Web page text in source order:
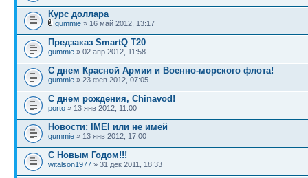
Курс доллара
gummie » 16 май 2012, 13:17
Предзаказ SmartQ T20
gummie » 02 апр 2012, 11:58
С днем Красной Армии и Военно-морского флота!
gummie » 23 фев 2012, 07:05
С днем рождения, Chinavod!
porto » 13 янв 2012, 11:00
Новости: IMEI или не имей
gummie » 13 янв 2012, 17:00
С Новым Годом!!!
witalson1977 » 31 дек 2011, 18:33